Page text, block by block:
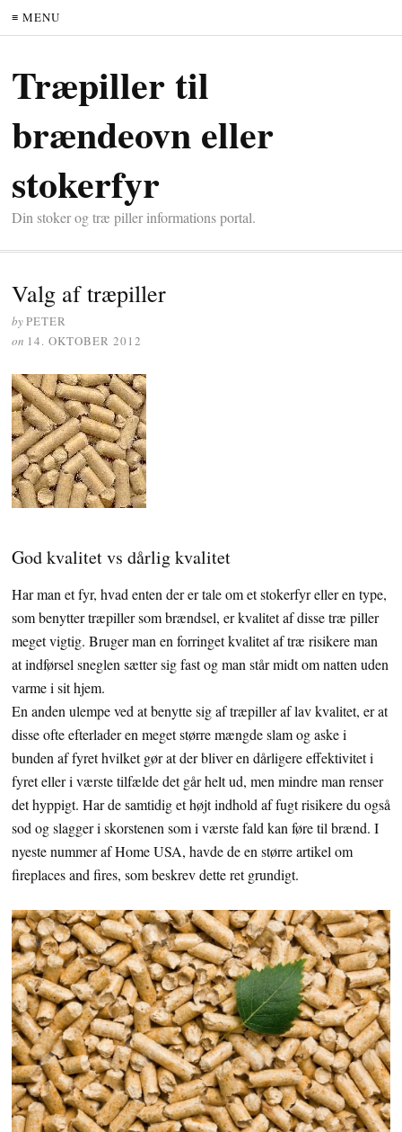
≡ MENU
Træpiller til
brændeovn eller
stokerfyr
Din stoker og træ piller informations portal.
Valg af træpiller
byPETER
on 14. OKTOBER 2012
God kvalitet vs dårlig kvalitet
Har man et fyr, hvad enten der er tale om et stokerfyr eller en type,
som benytter træpiller som brændsel, er kvalitet af disse træ piller
meget vigtig. Bruger man en forringet kvalitet af træ risikere man
at indførsel sneglen sætter sig fast og man står midt om natten uden
varme i sit hjem.
En anden ulempe ved at benytte sig af træpiller af lav kvalitet, er at
disse ofte efterlader en meget større mængde slam og aske i
bunden af fyret hvilket gør at der bliver en dårligere effektivitet i
fyret eller i værste tilfælde det går helt ud, men mindre man renser
det hyppigt. Har de samtidig et højt indhold af fugt risikere du også
sod og slagger i skorstenen som i værste fald kan føre til brænd. I
nyeste nummer af Home USA, havde de en større artikel om
fireplaces and fires, som beskrev dette ret grundigt.